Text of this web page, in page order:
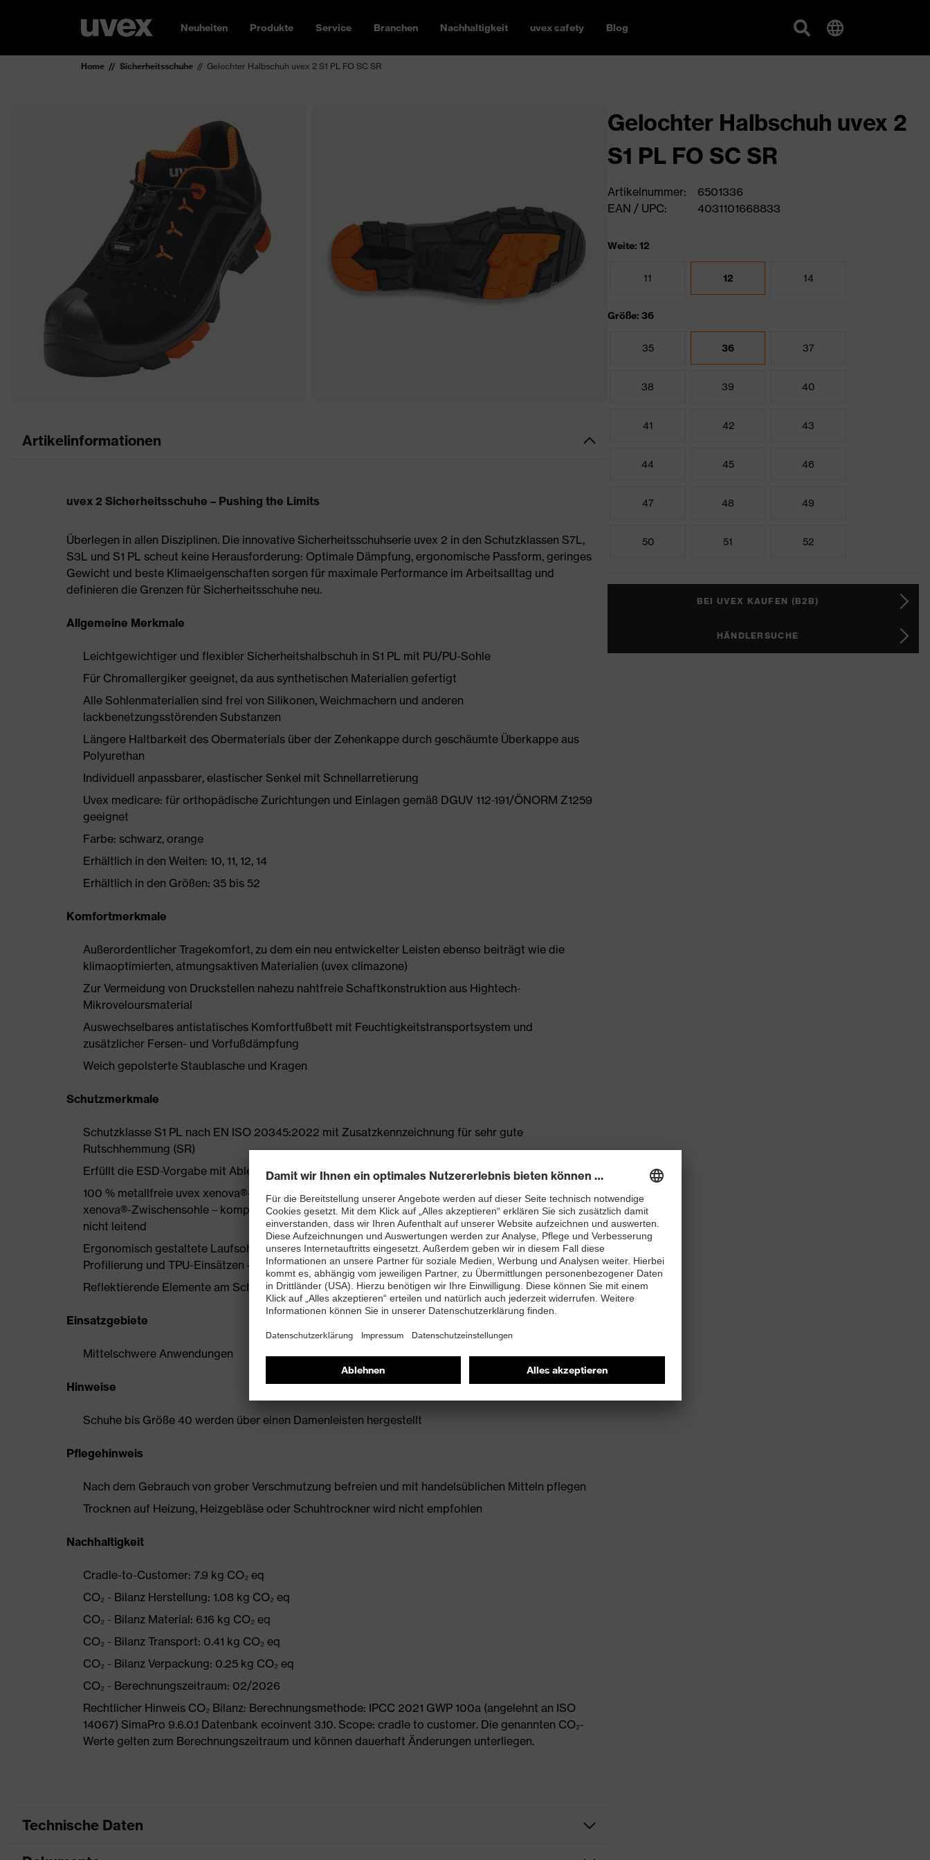
Neuheiten Produkte Service Branchen Nachhaltigkeit uvex safety Blog
Home Sicherheitsschuhe Gelochter Halbschuh uvex 2 S1 PL FO SC SR
Artikelinformationen
uvex 2 Sicherheitsschuhe – Pushing the Limits
Überlegen in allen Disziplinen. Die innovative Sicherheitsschuhserie uvex 2 in den Schutzklassen S7L,
S3L und S1 PL scheut keine Herausforderung: Optimale Dämpfung, ergonomische Passform, geringes
Gewicht und beste Klimaeigenschaften sorgen für maximale Performance im Arbeitsalltag und
definieren die Grenzen für Sicherheitsschuhe neu.
Allgemeine Merkmale
Leichtgewichtiger und flexibler Sicherheitshalbschuh in S1 PL mit PU/PU-Sohle
Für Chromallergiker geeignet, da aus synthetischen Materialien gefertigt
Alle Sohlenmaterialien sind frei von Silikonen, Weichmachern und anderen
lackbenetzungsstörenden Substanzen
Längere Haltbarkeit des Obermaterials über der Zehenkappe durch geschäumte Überkappe aus
Polyurethan
Individuell anpassbarer, elastischer Senkel mit Schnellarretierung
Uvex medicare: für orthopädische Zurichtungen und Einlagen gemäß DGUV 112-191/ÖNORM Z1259
geeignet
Farbe: schwarz, orange
Erhältlich in den Weiten: 10, 11, 12, 14
Erhältlich in den Größen: 35 bis 52
Komfortmerkmale
Außerordentlicher Tragekomfort, zu dem ein neu entwickelter Leisten ebenso beiträgt wie die
klimaoptimierten, atmungsaktiven Materialien (uvex climazone)
Zur Vermeidung von Druckstellen nahezu nahtfreie Schaftkonstruktion aus Hightech-
Mikroveloursmaterial
Auswechselbares antistatisches Komfortfußbett mit Feuchtigkeitstransportsystem und
zusätzlicher Fersen- und Vorfußdämpfung
Weich gepolsterte Staublasche und Kragen
Schutzmerkmale
Schutzklasse S1 PL nach EN ISO 20345:2022 mit Zusatzkennzeichnung für sehr gute
Rutschhemmung (SR)
Erfüllt die ESD-Vorgabe mit Ableitwiderstand kleiner 100 Megaohm
100 % metallfreie uvex xenova®-Zehenschutzkappe und metallfreie durchtritthemmende uvex
xenova®-Zwischensohle – kompakt, anatomisch geformt, mit guter Seitenstabilität und thermisch
nicht leitend
Ergonomisch gestaltete Laufsohle aus Zweidichten-Polyurethan mit grober, selbstreinigender
Profilierung und TPU-Einsätzen – sehr gute Rutschhemmung
Reflektierende Elemente am Schaft
Einsatzgebiete
Mittelschwere Anwendungen
Hinweise
Schuhe bis Größe 40 werden über einen Damenleisten hergestellt
Pflegehinweis
Nach dem Gebrauch von grober Verschmutzung befreien und mit handelsüblichen Mitteln pflegen
Trocknen auf Heizung, Heizgebläse oder Schuhtrockner wird nicht empfohlen
Nachhaltigkeit
Cradle-to-Customer: 7.9 kg CO₂ eq
CO₂ - Bilanz Herstellung: 1.08 kg CO₂ eq
CO₂ - Bilanz Material: 6.16 kg CO₂ eq
CO₂ - Bilanz Transport: 0.41 kg CO₂ eq
CO₂ - Bilanz Verpackung: 0.25 kg CO₂ eq
CO₂ - Berechnungszeitraum: 02/2026
Rechtlicher Hinweis CO₂ Bilanz: Berechnungsmethode: IPCC 2021 GWP 100a (angelehnt an ISO
14067) SimaPro 9.6.0.1 Datenbank ecoinvent 3.10. Scope: cradle to customer. Die genannten CO₂-
Werte gelten zum Berechnungszeitraum und können dauerhaft Änderungen unterliegen.
Technische Daten
Gelochter Halbschuh uvex 2
S1 PL FO SC SR
Artikelnummer:
6501336
EAN / UPC:
4031101668833
Weite: 12
11 12 14
Größe: 36
35 36 37
38 39 40
41 42 43
44 45 46
47 48 49
50 51 52
BEI UVEX KAUFEN (B2B)
HÄNDLERSUCHE